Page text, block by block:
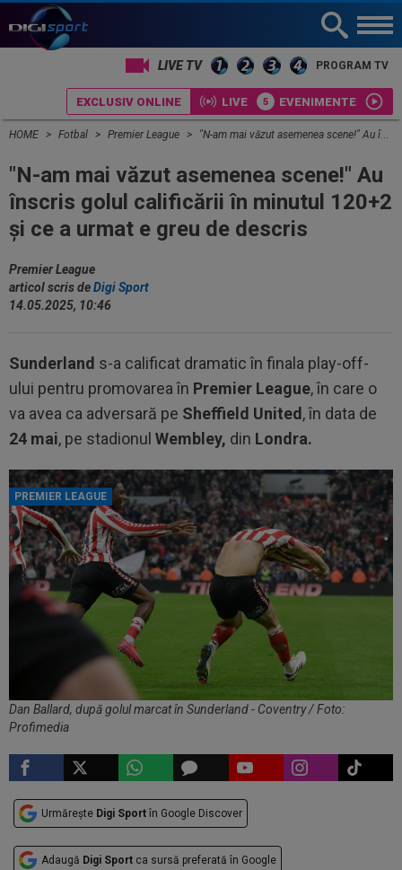
LIVE TV PROGRAM TV
EXCLUSIV ONLINE LIVE EVENIMENTE
HOME Fotbal Premier League "N-am mai văzut asemenea scene!" Au înscris golul calificării în minutul 120+2 și ce a urmat e greu de descris
"N-am mai văzut asemenea scene!" Au
înscris golul calificării în minutul 120+2
și ce a urmat e greu de descris
Premier League
articol scris deDigi Sport
14.05.2025, 10:46
Sunderland s-a calificat dramatic în finala play-off-
ului pentru promovarea în Premier League, în care o
va avea ca adversară pe Sheffield United , în data de
24 mai, pe stadionul Wembley, din Londra.
PREMIER LEAGUE
Dan Ballard, după golul marcat în Sunderland - Coventry / Foto:
Profimedia
Urmărește Digi Sport în Google Discover
Adaugă Digi Sport ca sursă preferată în Google